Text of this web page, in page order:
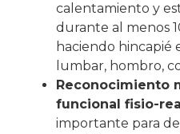
calentamiento y
durante al menos
haciendo hincapié
lumbar, hombro,
Reconocimiento
funcional fisio-
importante para